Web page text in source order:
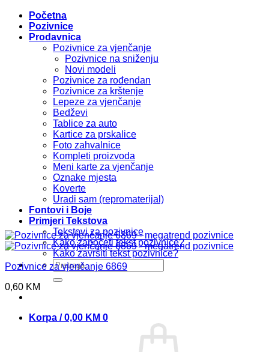
Početna
Pozivnice
Prodavnica
Pozivnice za vjenčanje
Pozivnice na sniženju
Novi modeli
Pozivnice za rođendan
Pozivnice za krštenje
Lepeze za vjenčanje
Bedževi
Tablice za auto
Kartice za prskalice
Foto zahvalnice
Kompleti proizvoda
Meni karte za vjenčanje
Oznake mjesta
Koverte
Uradi sam (repromaterijal)
Fontovi i Boje
Primjeri Tekstova
Tekstovi za pozivnice
Kako započeti tekst pozivnice?
Kako završiti tekst pozivnice?
Pretraži:
Korpa /0,00 KM 0
Pozivnice za vjenčanje 6869
0,60 KM